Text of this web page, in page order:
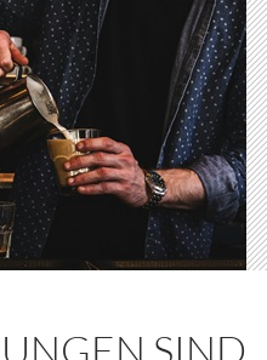
SIND